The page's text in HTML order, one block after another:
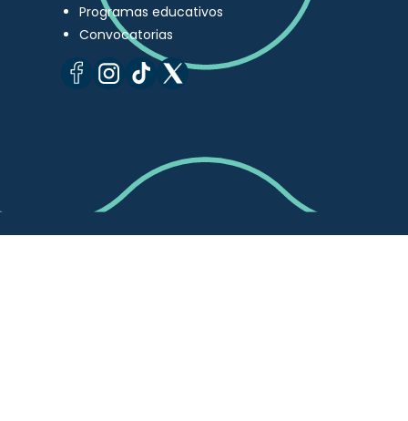
Programas educativos
Convocatorias